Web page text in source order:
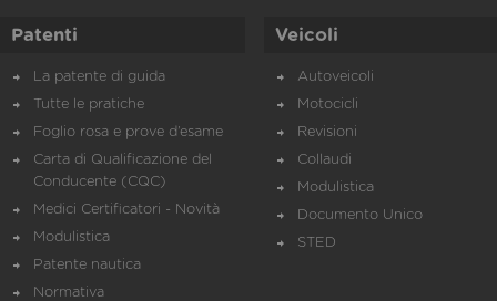
Patenti
La patente di guida
Tutte le pratiche
Foglio rosa e prove d’esame
Carta di Qualificazione del
Conducente (CQC)
Medici Certificatori - Novità
Modulistica
Patente nautica
Normativa
Veicoli
Autoveicoli
Motocicli
Revisioni
Collaudi
Modulistica
Documento Unico
STED